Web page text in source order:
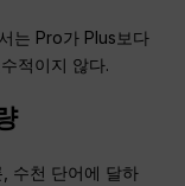
는 Pro가 Plus보다
적이지 않다.
수천 단어에 달하